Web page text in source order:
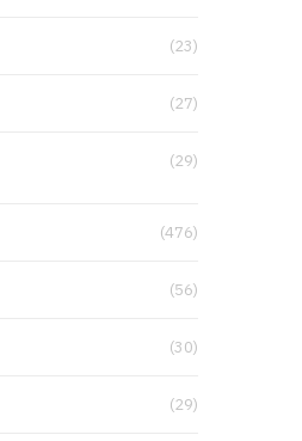
(23)
(27)
(29)
(476)
(56)
(30)
(29)